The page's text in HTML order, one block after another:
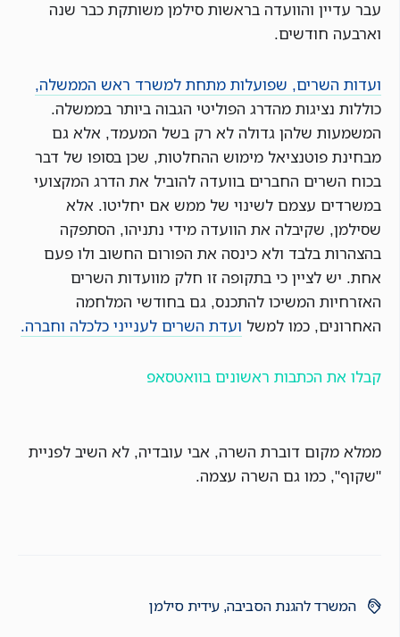
עבר עדיין והוועדה בראשות סילמן משותקת כבר שנה
וארבעה חודשים.
ועדות השרים, שפועלות מתחת למשרד ראש הממשלה,
כוללות נציגות מהדרג הפוליטי הגבוה ביותר בממשלה.
המשמעות שלהן גדולה לא רק בשל המעמד, אלא גם
מבחינת פוטנציאל מימוש ההחלטות, שכן בסופו של דבר
בכוח השרים החברים בוועדה להוביל את הדרג המקצועי
במשרדים עצמם לשינוי של ממש אם יחליטו. אלא
שסילמן, שקיבלה את הוועדה מידי נתניהו, הסתפקה
בהצהרות בלבד ולא כינסה את הפורום החשוב ולו פעם
אחת. יש לציין כי בתקופה זו חלק מוועדות השרים
האזרחיות המשיכו להתכנס, גם בחודשי המלחמה
האחרונים, כמו למשל ועדת השרים לענייני כלכלה וחברה.
קבלו את הכתבות ראשונים בוואטסאפ
ממלא מקום דוברת השרה, אבי עובדיה, לא השיב לפניית
"שקוף", כמו גם השרה עצמה.
המשרד להגנת הסביבה, עידית סילמן